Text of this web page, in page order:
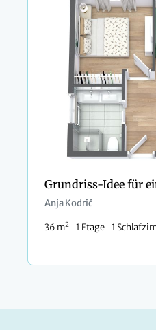
Grundriss-Idee für
Anja Kodrič
36 m2 1 Etage 1